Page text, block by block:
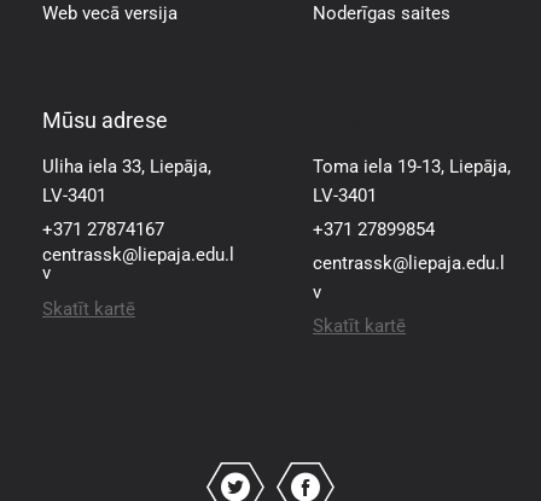
Web vecā versija
Noderīgas saites
Mūsu adrese
Uliha iela 33, Liepāja,
LV-3401
+371 27874167
centrassk@liepaja.edu.l
v
Skatīt kartē
Toma iela 19-13, Liepāja,
LV-3401
+371 27899854
centrassk@liepaja.edu.l
v
Skatīt kartē